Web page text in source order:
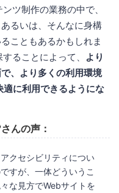
ツ制作の業務の中で、
るいは、そんなに身構
こともあるかもしれま
ることによって、
より
、より多くの利用環境
に利用できるようにな
んの声：
クセシビリティについ
すが、一体どういうこ
な見方でWebサイトを